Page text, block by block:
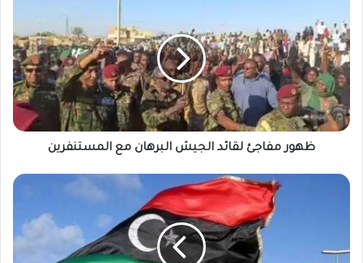
لقائد
الجيش
البرهان
مع
المستنفرين
ظهور مفاجئ لقائد الجيش البرهان مع المستنفرين
سفارة
خدمات